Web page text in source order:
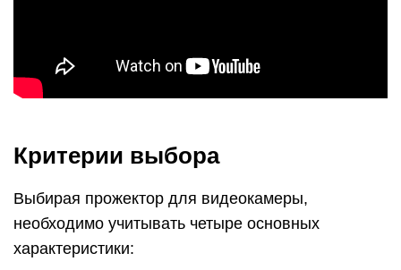
Критерии выбора
Выбирая прожектор для видеокамеры,
необходимо учитывать четыре основных
характеристики: